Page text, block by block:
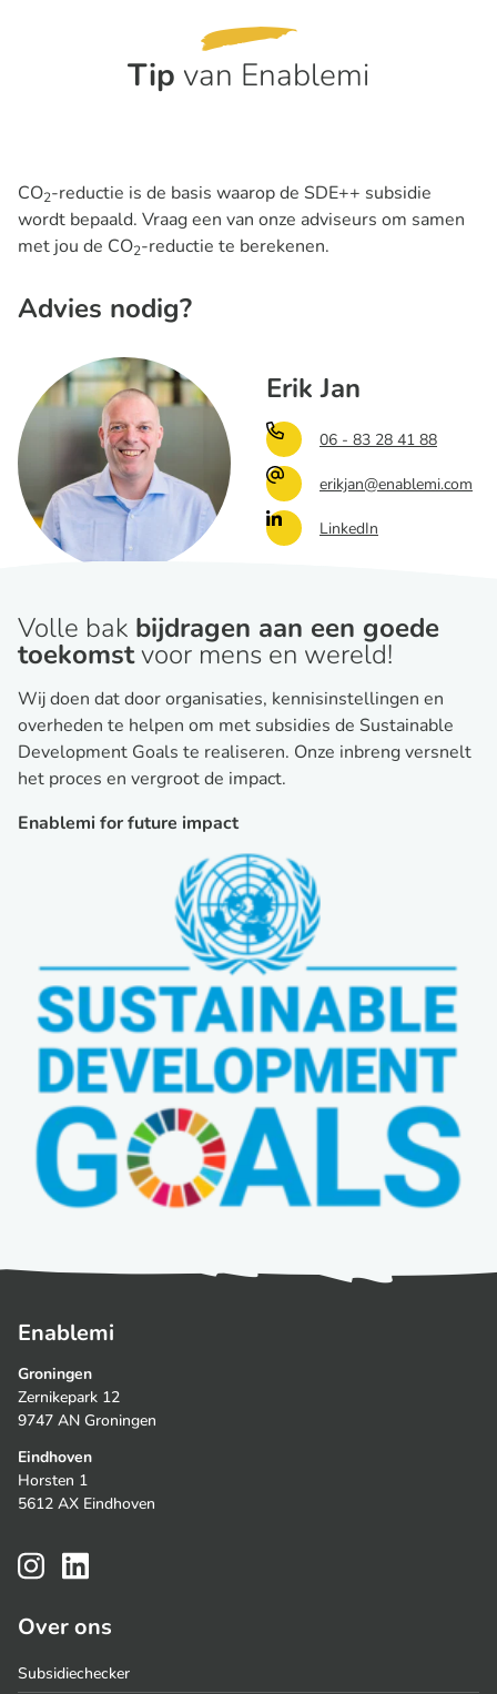
Tip van Enablemi
CO2-reductie is de basis waarop de SDE++ subsidie
wordt bepaald. Vraag een van onze adviseurs om samen
met jou de CO2-reductie te berekenen.
Advies nodig?
Erik Jan
06 - 83 28 41 88
erikjan@enablemi.com
LinkedIn
Volle bak bijdragen aan een goede
toekomstvoor mens en wereld!
Wij doen dat door organisaties, kennisinstellingen en
overheden te helpen om met subsidies de Sustainable
Development Goals te realiseren. Onze inbreng versnelt
het proces en vergroot de impact.
Enablemi for future impact
Over ons
Subsidiechecker
Enablemi
Groningen
Zernikepark 12
9747 AN Groningen
Eindhoven
Horsten 1
5612 AX Eindhoven